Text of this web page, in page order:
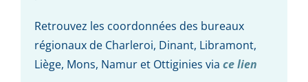
Retrouvez les coordonnées des bureaux
régionaux de Charleroi, Dinant, Libramont,
Liège, Mons, Namur et Ottiginies via ce lien